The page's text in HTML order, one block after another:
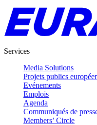
Services
Media Solutions
Projets publics
Evénements
Emplois
Agenda
Communiqués de
Members’ Circle